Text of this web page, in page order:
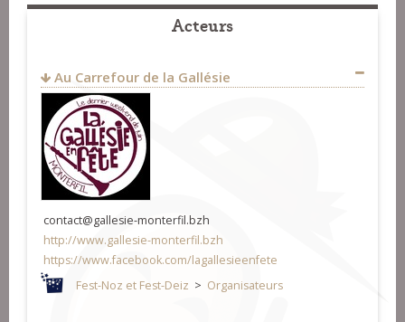
Acteurs
Au Carrefour de la Gallésie
contact@gallesie-monterfil.bzh
http://www.gallesie-monterfil.bzh
https://www.facebook.com/lagallesieenfete
Fest-Noz et Fest-Deiz > Organisateurs